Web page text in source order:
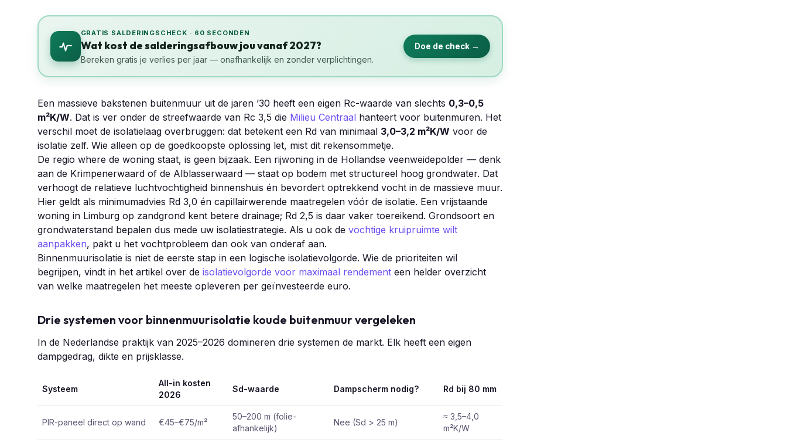
GRATIS SALDERINGSCHECK · 60 SECONDEN
Wat kost de salderingsafbouw jou vanaf 2027?
Bereken gratis je verlies per jaar — onafhankelijk en zonder verplichtingen.
Doe de check →
Een massieve bakstenen buitenmuur uit de jaren ’30 heeft een eigen Rc-waarde van slechts 0,3–0,5
m²K/W. Dat is ver onder de streefwaarde van Rc 3,5 die Milieu Centraal hanteert voor buitenmuren. Het
verschil moet de isolatielaag overbruggen: dat betekent een Rd van minimaal 3,0–3,2 m²K/W voor de
isolatie zelf. Wie alleen op de goedkoopste oplossing let, mist dit rekensommetje.
De regio where de woning staat, is geen bijzaak. Een rijwoning in de Hollandse veenweidepolder — denk
aan de Krimpenerwaard of de Alblasserwaard — staat op bodem met structureel hoog grondwater. Dat
verhoogt de relatieve luchtvochtigheid binnenshuis én bevordert optrekkend vocht in de massieve muur.
Hier geldt als minimumadvies Rd 3,0 én capillairwerende maatregelen vóór de isolatie. Een vrijstaande
woning in Limburg op zandgrond kent betere drainage; Rd 2,5 is daar vaker toereikend. Grondsoort en
grondwaterstand bepalen dus mede uw isolatiestrategie. Als u ook de vochtige kruipruimte wilt
aanpakken, pakt u het vochtprobleem dan ook van onderaf aan.
Binnenmuurisolatie is niet de eerste stap in een logische isolatievolgorde. Wie de prioriteiten wil
begrijpen, vindt in het artikel over de isolatievolgorde voor maximaal rendement een helder overzicht
van welke maatregelen het meeste opleveren per geïnvesteerde euro.
Drie systemen voor binnenmuurisolatie koude buitenmuur vergeleken
In de Nederlandse praktijk van 2025–2026 domineren drie systemen de markt. Elk heeft een eigen
dampgedrag, dikte en prijsklasse.
Systeem
All-in kosten
2026
Sd-waarde Dampscherm nodig? Rd bij 80 mm
PIR-paneel direct op wand €45–€75/m²
50–200 m (folie-
afhankelijk)
Nee (Sd > 25 m)
≈ 3,5–4,0
m²K/W